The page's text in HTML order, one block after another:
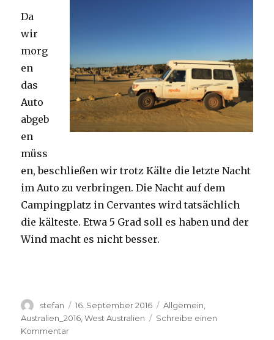
Da
wir
morg
en
das
Auto
abgeb
en
müss
en, beschließen wir trotz Kälte die letzte Nacht
im Auto zu verbringen. Die Nacht auf dem
Campingplatz in Cervantes wird tatsächlich
die kälteste. Etwa 5 Grad soll es haben und der
Wind macht es nicht besser.
Autor
stefan
Veröffentlicht
am
16. September 2016 Kategorien
Allgemein
Australien_2016 ,West Australien
Schreibe einen
Kommentarzu